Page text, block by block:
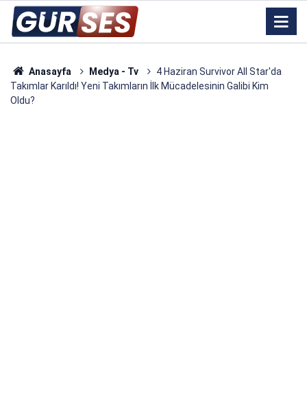
Anasayfa Medya - Tv
4 Haziran Survivor All Star'da
Takımlar Karıldı! Yeni Takımların İlk Mücadelesinin Galibi Kim
Oldu?